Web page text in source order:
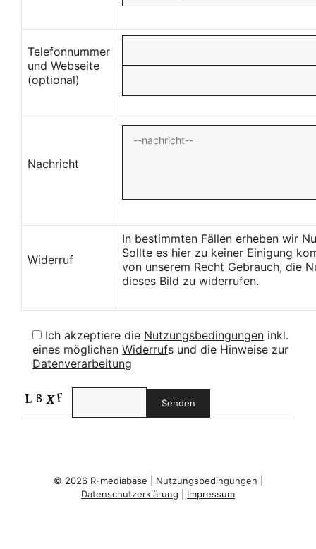
Telefonnummer
und Webseite
(optional)
Nachricht
Widerruf
In bestimmten Fällen erheben wir
Sollte es hier zu keiner Einigung
von unserem Recht Gebrauch, die
dieses Bild zu widerrufen.
Ich akzeptiere die Nutzungsbedingungen inkl.
eines möglichen Widerrufs und die Hinweise zur
Datenverarbeitung
© 2026 R-mediabase | Nutzungsbedingungen
Datenschutzerklärung
Impressum